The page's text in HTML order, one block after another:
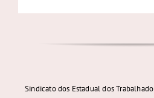
Sindicato dos Estadual dos